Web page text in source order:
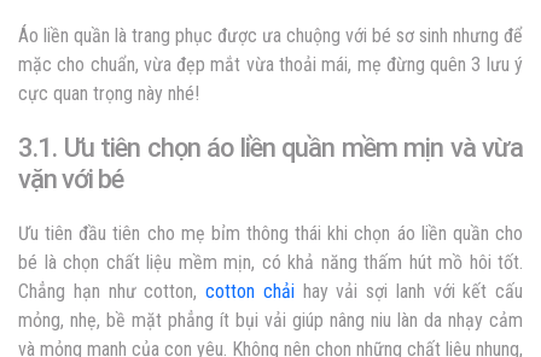
Áo liền quần là trang phục được ưa chuộng với bé sơ sinh nhưng để
mặc cho chuẩn, vừa đẹp mắt vừa thoải mái, mẹ đừng quên 3 lưu ý
cực quan trọng này nhé!
3.1. Ưu tiên chọn áo liền quần mềm mịn và vừa
vặn với bé
Ưu tiên đầu tiên cho mẹ bỉm thông thái khi chọn áo liền quần cho
bé là chọn chất liệu mềm mịn, có khả năng thấm hút mồ hôi tốt.
Chẳng hạn như cotton, cotton chảihay vải sợi lanh với kết cấu
mỏng, nhẹ, bề mặt phẳng ít bụi vải giúp nâng niu làn da nhạy cảm
và mỏng manh của con yêu. Không nên chọn những chất liệu nhung,